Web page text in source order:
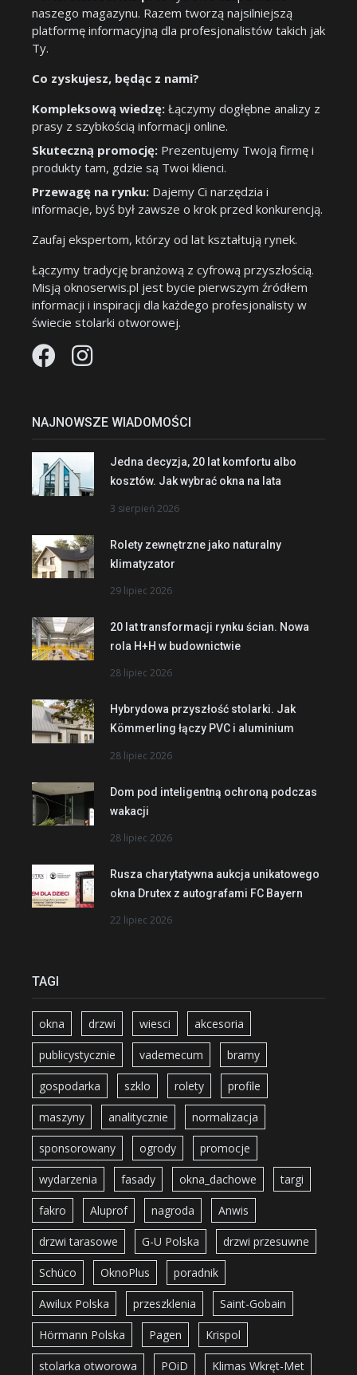
naszego magazynu. Razem tworzą najsilniejszą
platformę informacyjną dla profesjonalistów takich jak
Ty.
Co zyskujesz, będąc z nami?
Kompleksową wiedzę: Łączymy dogłębne analizy z
prasy z szybkością informacji online.
Skuteczną promocję: Prezentujemy Twoją firmę i
produkty tam, gdzie są Twoi klienci.
Przewagę na rynku: Dajemy Ci narzędzia i
informacje, byś był zawsze o krok przed konkurencją.
Zaufaj ekspertom, którzy od lat kształtują rynek.
Łączymy tradycję branżową z cyfrową przyszłością.
Misją oknoserwis.pl jest bycie pierwszym źródłem
informacji i inspiracji dla każdego profesjonalisty w
świecie stolarki otworowej.
NAJNOWSZE WIADOMOŚCI
Jedna decyzja, 20 lat komfortu albo
kosztów. Jak wybrać okna na lata
3 sierpień 2026
Rolety zewnętrzne jako naturalny
klimatyzator
29 lipiec 2026
20 lat transformacji rynku ścian. Nowa
rola H+H w budownictwie
28 lipiec 2026
Hybrydowa przyszłość stolarki. Jak
Kömmerling łączy PVC i aluminium
28 lipiec 2026
Dom pod inteligentną ochroną podczas
wakacji
28 lipiec 2026
Rusza charytatywna aukcja unikatowego
okna Drutex z autografami FC Bayern
22 lipiec 2026
TAGI
okna drzwi wiesci akcesoria
publicystycznie vademecum bramy
gospodarka szklo rolety profile
maszyny analitycznie normalizacja
sponsorowany ogrody promocje
wydarzenia fasady okna_dachowe targi
fakro Aluprof nagroda Anwis
drzwi tarasowe G-U Polska drzwi przesuwne
Schüco OknoPlus poradnik
Awilux Polska przeszklenia Saint-Gobain
Hörmann Polska Pagen Krispol
stolarka otworowa POiD Klimas Wkręt-Met